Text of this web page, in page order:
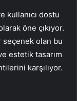
kullanıcı dostu
öne çıkıyor.
seçenek olan bu
estetik tasarım
karşılıyor.